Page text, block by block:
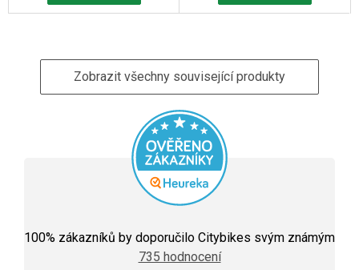
Zobrazit všechny související produkty
hodnocení
obchodu
je
100% zákazníků by doporučilo Citybikes svým známým
735 hodnocení